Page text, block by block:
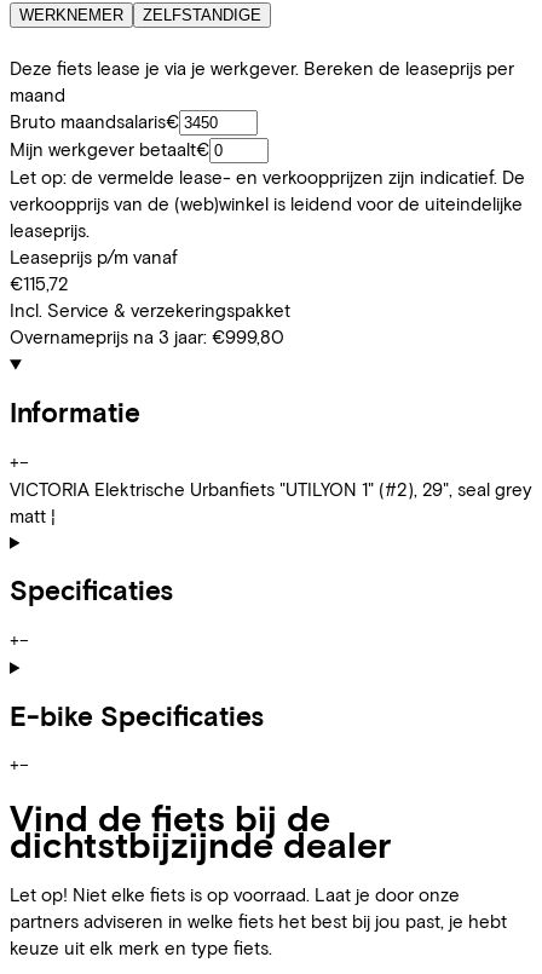
WERKNEMER ZELFSTANDIGE
Deze fiets lease je via je werkgever. Bereken de leaseprijs per
maand
Bruto maandsalaris€
Mijn werkgever betaalt€
Let op: de vermelde lease- en verkoopprijzen zijn indicatief. De
verkoopprijs van de (web)winkel is leidend voor de uiteindelijke
leaseprijs.
Leaseprijs p/m vanaf
€115,72
Incl. Service & verzekeringspakket
Overnameprijs na 3 jaar: €999,80
Informatie
+−
VICTORIA Elektrische Urbanfiets "UTILYON 1" (#2), 29", seal grey
matt ¦
Specificaties
+−
E-bike Specificaties
+−
Vind de fiets bij de
dichtstbijzijnde dealer
Let op! Niet elke fiets is op voorraad. Laat je door onze
partners adviseren in welke fiets het best bij jou past, je hebt
keuze uit elk merk en type fiets.